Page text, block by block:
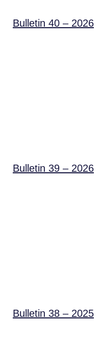
Bulletin 40 – 2026
Bulletin 39 – 2026
Bulletin 38 – 2025